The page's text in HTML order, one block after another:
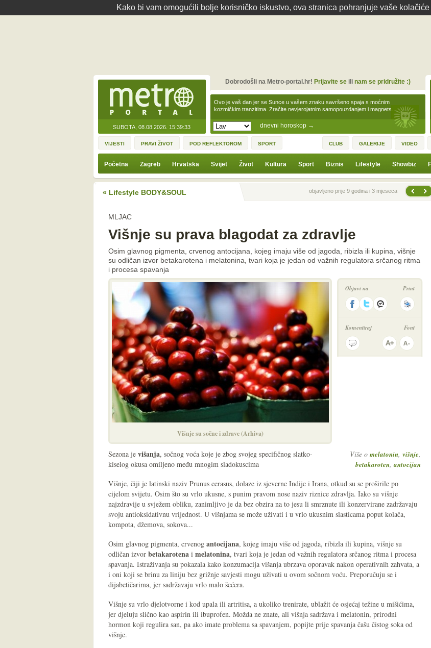
Kako bi vam omogućili bolje korisničko iskustvo, ova stranica pohranjuje vaše kolačiće
SUBOTA, 08.08.2026. 15:39:33 dnevni horoskop →
Ovo je vaš dan jer se Sunce u vašem znaku savršeno spaja s moćnim
kozmičkim tranzitima. Zračite nevjerojatnim samopouzdanjem i magnets…
Dobrodošli na Metro-portal.hr! Prijavite seili nam se pridružite :)
VIJESTI PRAVI ŽIVOT POD REFLEKTOROM SPORT CLUB GALERIJE VIDEO
Početna Zagreb Hrvatska Svijet Život Kultura Sport Biznis Lifestyle Showbiz
« Lifestyle BODY&SOUL Prethodna vijestobjavljeno prije 9 godina i 3 mjeseca
MLJAC
Višnje su prava blagodat za zdravlje
Osim glavnog pigmenta, crvenog antocijana, kojeg imaju više od jagoda, ribizla ili kupina, višnje
su odličan izvor betakarotena i melatonina, tvari koja je jedan od važnih regulatora srčanog ritma
i procesa spavanja
Višnje su sočne i zdrave (Arhiva)
Objavi na Print
Komentiraj Font
Više o melatonin, višnje,
betakaroten,antocijan
Sezona je višanja, sočnog voća koje je zbog svojeg specifičnog slatko-
kiselog okusa omiljeno među mnogim sladokuscima
Višnje, čiji je latinski naziv Prunus cerasus, dolaze iz sjeverne Indije i Irana, otkud su se proširile po
cijelom svijetu. Osim što su vrlo ukusne, s punim pravom nose naziv riznice zdravlja. Iako su višnje
najzdravije u svježem obliku, zanimljivo je da bez obzira na to jesu li smrznute ili konzervirane zadržavaju
svoju antioksidativnu vrijednost. U višnjama se može uživati i u vrlo ukusnim slasticama poput kolača,
kompota, džemova, sokova...
Osim glavnog pigmenta, crvenog antocijana, kojeg imaju više od jagoda, ribizla ili kupina, višnje su
odličan izvor betakarotena i melatonina, tvari koja je jedan od važnih regulatora srčanog ritma i procesa
spavanja. Istraživanja su pokazala kako konzumacija višanja ubrzava oporavak nakon operativnih zahvata, a
i oni koji se brinu za liniju bez grižnje savjesti mogu uživati u ovom sočnom voću. Preporučuju se i
dijabetičarima, jer sadržavaju vrlo malo šećera.
Višnje su vrlo djelotvorne i kod upala ili artritisa, a ukoliko trenirate, ublažit će osjećaj težine u mišićima,
jer djeluju slično kao aspirin ili ibuprofen. Možda ne znate, ali višnja sadržava i melatonin, prirodni
hormon koji regulira san, pa ako imate problema sa spavanjem, popijte prije spavanja čašu čistog soka od
višnje.
nema